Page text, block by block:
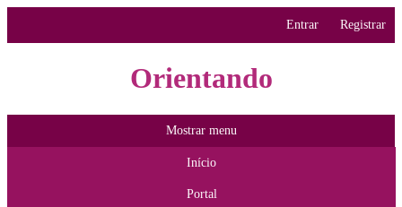
Entrar Registrar
Orientando
Mostrar menu
Início
Portal